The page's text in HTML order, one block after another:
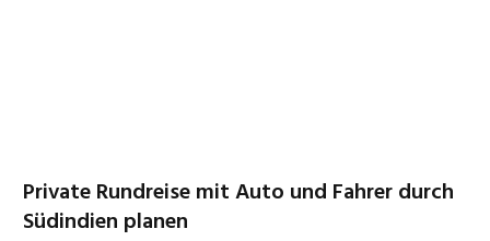
Private Rundreise mit Auto und Fahrer durch
Südindien planen